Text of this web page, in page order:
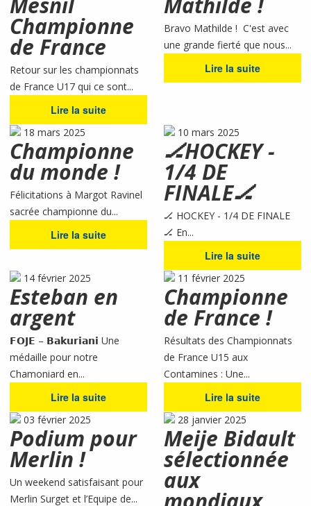
Championne
de France
Retour sur les championnats
de France U17 qui ce sont...
Lire la suite
Bravo Mathilde ! C'est avec
une grande fierté que nous...
Lire la suite
18 mars 2025
Championne
du monde !
Félicitations à Margot Ravinel
sacrée championne du...
Lire la suite
10 mars 2025
🏒HOCKEY -
1/4 DE
FINALE🏒
🏒 HOCKEY - 1/4 DE FINALE
🏒 En...
Lire la suite
14 février 2025
Esteban en
argent
𝗙𝗢𝗝𝗘 – 𝗕𝗮𝗸𝘂𝗿𝗶𝗮𝗻𝗶 Une
médaille pour notre
Chamoniard en...
Lire la suite
11 février 2025
Championne
de France !
Résultats des Championnats
de France U15 aux
Contamines : Une...
Lire la suite
03 février 2025
Podium pour
Merlin !
Un weekend satisfaisant pour
Merlin Surget et l’Equipe de...
28 janvier 2025
Meije Bidault
sélectionnée
aux